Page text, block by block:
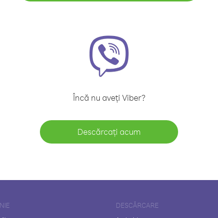
Încă nu aveți Viber?
Descărcați acum
DESCĂRCARE